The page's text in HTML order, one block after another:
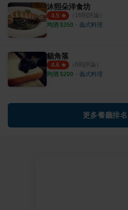
沐熙朵洋食坊
4.5 （ 16則評論）
均消 $350 ・ 義式料理
貓角落
4.6 （ 6則評論）
均消 $200 ・ 義式料理
更多餐廳排名